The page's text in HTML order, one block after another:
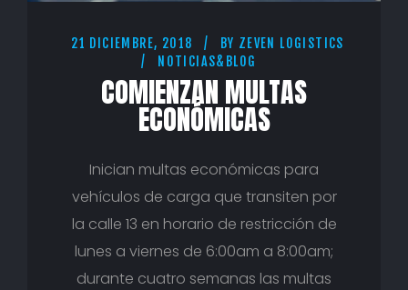
21 DICIEMBRE, 2018 BY ZEVEN LOGISTICS
NOTICIAS&BLOG
COMIENZAN MULTAS
ECONÓMICAS
Inician multas económicas para
vehículos de carga que transiten por
la calle 13 en horario de restricción de
lunes a viernes de 6:00am a 8:00am;
durante cuatro semanas las multas